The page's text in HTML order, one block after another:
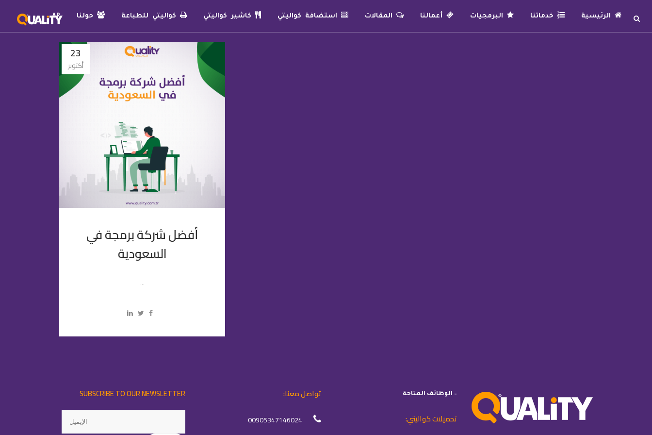
الرئيسية خدماتنا البرمجيات أعمالنا المقالات استضافة كواليتي كاشير كواليتي كواليتي للطباعة حولنا AR
23
أكتوبر
أفضل شركة برمجة في
السعودية
...
– الوظائف المتاحة
تحميلات كواليتي:
تواصل معنا:
00905347146024
SUBSCRIBE TO OUR NEWSLETTER